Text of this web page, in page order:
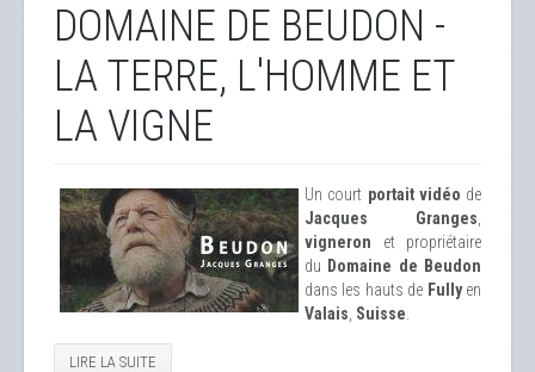
DOMAINE DE BEUDON -
LA TERRE, L'HOMME ET
LA VIGNE
Un court portait vidéo de
Jacques Granges
vigneron et propriétaire
du Domaine de Beudon
dans les hauts de Fullyen
Valais Suisse
LIRE LA SUITE